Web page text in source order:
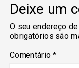
Deixe um
O seu endereço
obrigatórios são
Comentário *